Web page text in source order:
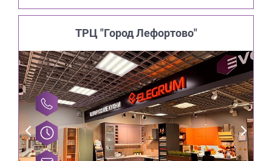
ТРЦ "Город Лефортово"